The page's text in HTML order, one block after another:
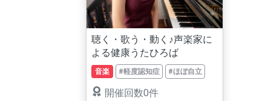
聴く・歌う・動く♪声楽家に
よる健康うたひろば
音楽 #軽度認知症 #ほぼ自立
開催回数0件